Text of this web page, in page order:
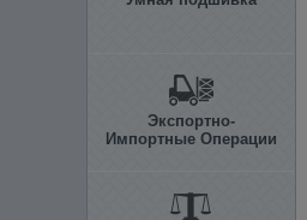
Экспортно-
Импортные Операции